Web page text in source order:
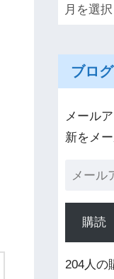
ブロ
メール
新をメ
購読
204人の